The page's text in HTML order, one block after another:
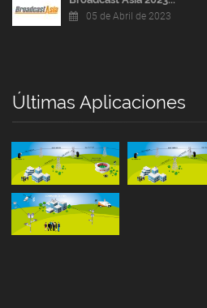
05 de Abril de 2023
Últimas Aplicaciones